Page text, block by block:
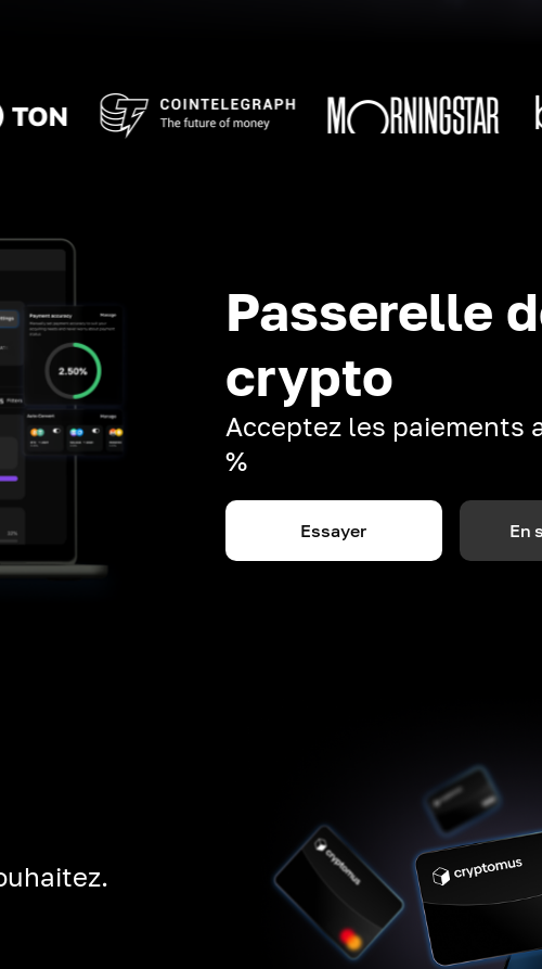
Passerelle
crypto
Acceptez les paiements
%
Essayer En